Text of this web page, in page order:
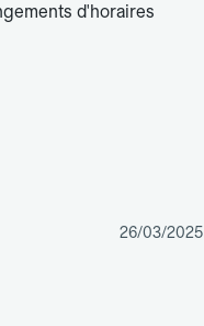
d'horaires
26/03/2025